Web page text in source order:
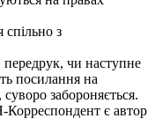
спільно з
передрук, чи наступне
посилання на
забороняється.
Корреспондент є автор